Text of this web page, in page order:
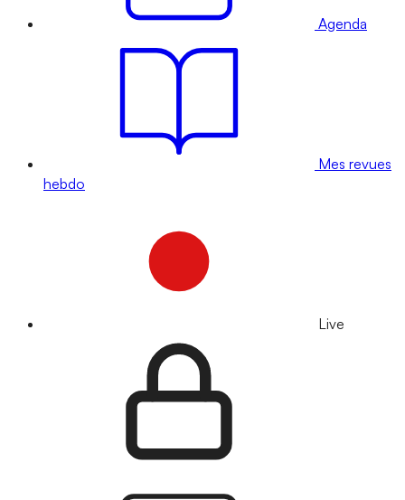
Agenda
Mes revues
hebdo
Live